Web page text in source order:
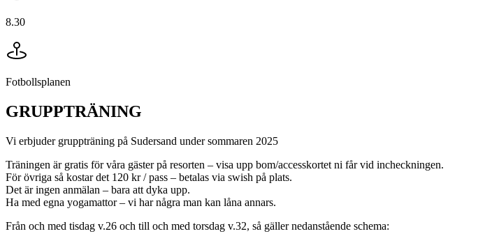
8.30
Fotbollsplanen
GRUPPTRÄNING
Vi erbjuder gruppträning på Sudersand under sommaren 2025
Träningen är gratis för våra gäster på resorten – visa upp bom/accesskortet ni får vid incheckningen.
För övriga så kostar det 120 kr / pass – betalas via swish på plats.
Det är ingen anmälan – bara att dyka upp.
Ha med egna yogamattor – vi har några man kan låna annars.
Från och med tisdag v.26 och till och med torsdag v.32, så gäller nedanstående schema: